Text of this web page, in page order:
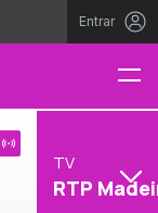
Entrar
TV
RTP